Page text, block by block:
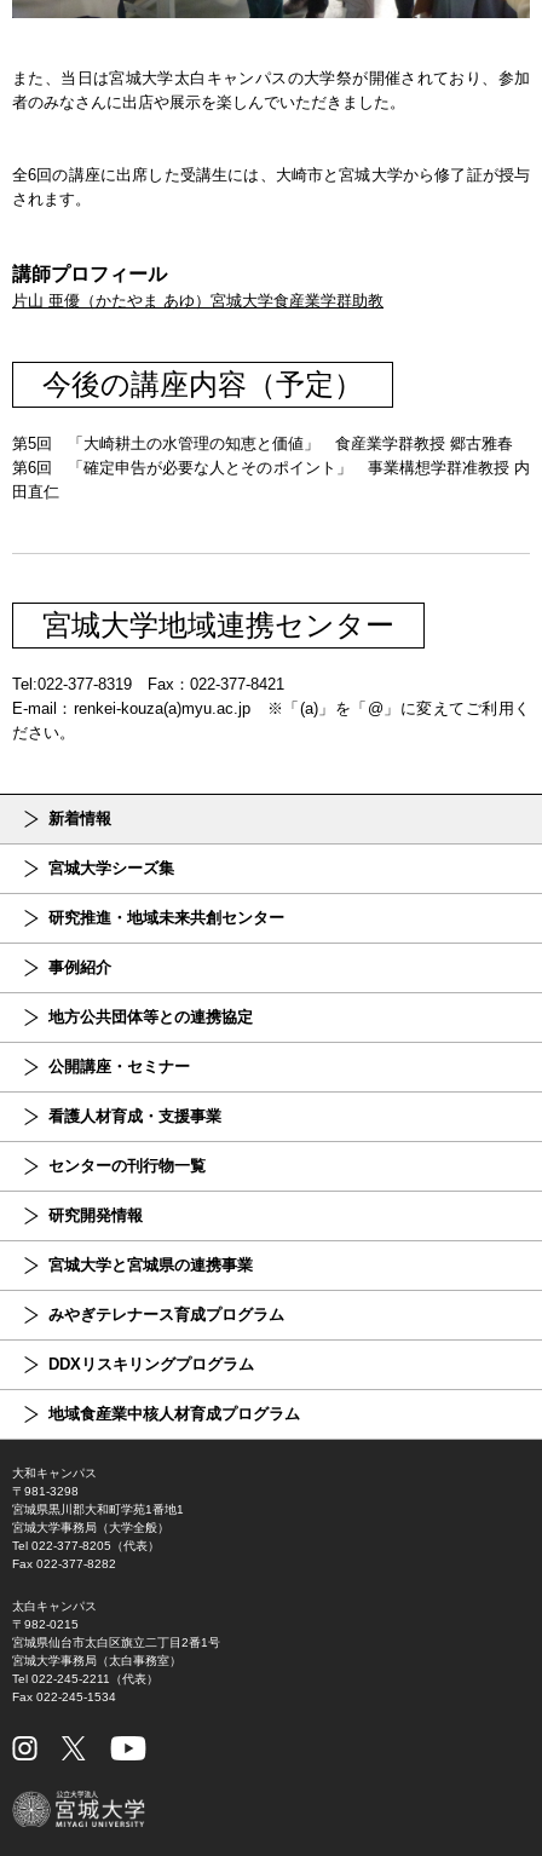
また、当日は宮城大学太白キャンパスの大学祭が開催されており、参加
者のみなさんに出店や展示を楽しんでいただきました。
全6回の講座に出席した受講生には、大崎市と宮城大学から修了証が授与
されます。
講師プロフィール
片山 亜優（かたやま あゆ）宮城大学食産業学群助教
今後の講座内容（予定）
第5回 「大崎耕土の水管理の知恵と価値」 食産業学群教授 郷古雅春
第6回 「確定申告が必要な人とそのポイント」 事業構想学群准教授 内
田直仁
宮城大学地域連携センター
Tel:022-377-8319 Fax：022-377-8421
E-mail：renkei-kouza(a)myu.ac.jp ※「(a)」を「@」に変えてご利用く
ださい。
新着情報
宮城大学シーズ集
研究推進・地域未来共創センター
事例紹介
地方公共団体等との連携協定
公開講座・セミナー
看護人材育成・支援事業
センターの刊行物一覧
研究開発情報
宮城大学と宮城県の連携事業
みやぎテレナース育成プログラム
DDXリスキリングプログラム
地域食産業中核人材育成プログラム
大和キャンパス
〒981-3298
宮城県黒川郡大和町学苑1番地1
宮城大学事務局（大学全般）
Tel 022-377-8205（代表）
Fax 022-377-8282
太白キャンパス
〒982-0215
宮城県仙台市太白区旗立二丁目2番1号
宮城大学事務局（太白事務室）
Tel 022-245-2211（代表）
Fax 022-245-1534